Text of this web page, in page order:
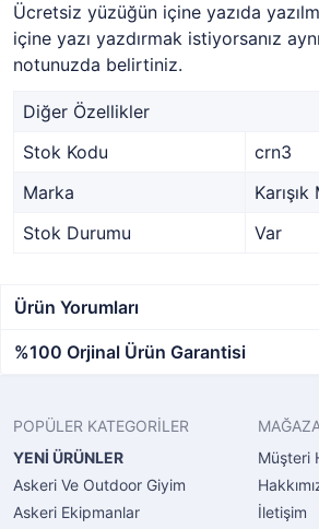
Ücretsiz yüzüğün içine yazıda
içine yazı yazdırmak istiyorsanız
notunuzda belirtiniz.
Diğer Özellikler
Stok Kodu
crn3
Marka
Stok Durumu
Var
Ürün Yorumları
%100 Orjinal Ürün Garantisi
POPÜLER KATEGORİLER
YENİ ÜRÜNLER
Askeri Ve Outdoor Giyim
Askeri Ekipmanlar
Müşteri
İletişim